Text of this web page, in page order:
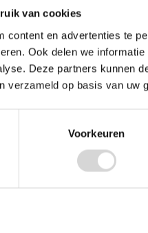
van cookies
content en advertenties te
Ook delen we
Deze partners kunnen
verzameld op basis van uw
Voorkeuren
5% korting